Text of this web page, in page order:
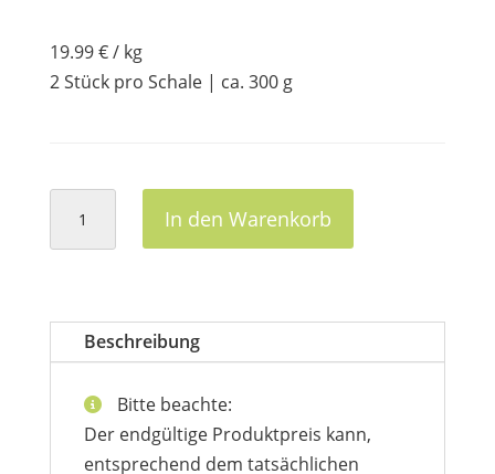
19.99 € / kg
2 Stück pro Schale | ca. 300 g
Schale)
Menge
In den Warenkorb
Beschreibung
Bitte beachte:
Der endgültige Produktpreis kann,
entsprechend dem tatsächlichen